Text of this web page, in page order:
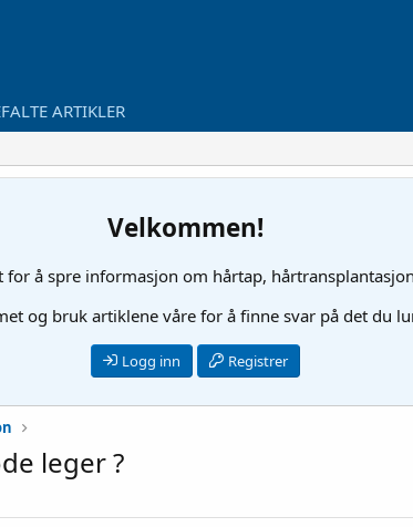
ARTIKLER
Velkommen!
for å spre informasjon om hårtap,
og bruk artiklene våre for å finne svar på det du
Logg inn Registrer
leger ?